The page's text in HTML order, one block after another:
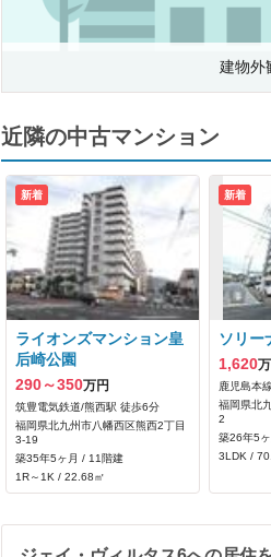
建物外
近隣の中古マンション
新着
ライオンズマンション皇
后崎公園
290～350万円
筑豊電気鉄道/熊西駅 徒歩6分
福岡県北九州市八幡西区熊西2丁目
3-19
築35年5ヶ月 / 11階建
1R～1K / 22.68㎡
新着
ソリー
1,620
鹿児島本
福岡県北
2
築26年5
3LDK /